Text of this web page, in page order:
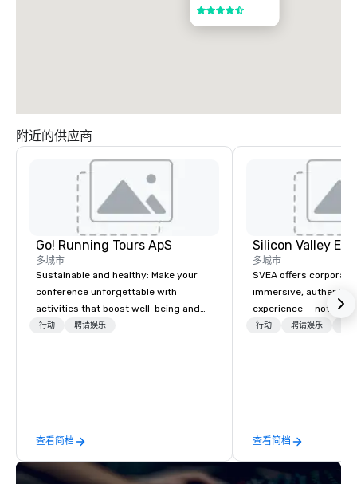
4.5/5
附近的供应商
Go! Running Tours ApS
多城市
Sustainable and healthy: Make your
conference unforgettable with
activities that boost well-being and
lower carbon footprints. Explore the
行动 聘请娱乐
查看简档
多城市
SVEA offers
immersive, authentic
experience — not a
transformation. We
offsites. Whether
think like a Silicon
explore the mindsets
行动 聘请娱乐
查看简档